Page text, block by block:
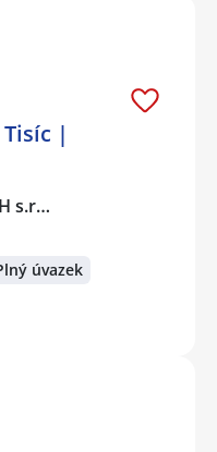
|
s.r…
úvazek